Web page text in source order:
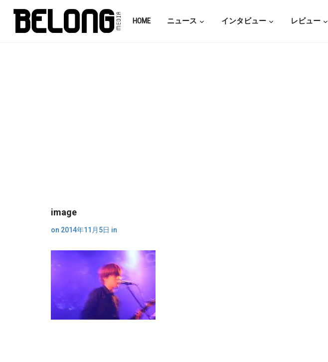
HOME ニュース インタビュー レビュー
image
on 2014年11月5日 in